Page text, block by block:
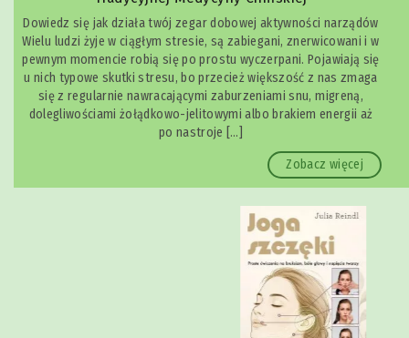
Dowiedz się jak działa twój zegar dobowej aktywności narządów
Wielu ludzi żyje w ciągłym stresie, są zabiegani, znerwicowani i w
pewnym momencie robią się po prostu wyczerpani. Pojawiają się
u nich typowe skutki stresu, bo przecież większość z nas zmaga
się z regularnie nawracającymi zaburzeniami snu, migreną,
dolegliwościami żołądkowo-jelitowymi albo brakiem energii aż
po nastroje […]
Zobacz więcej